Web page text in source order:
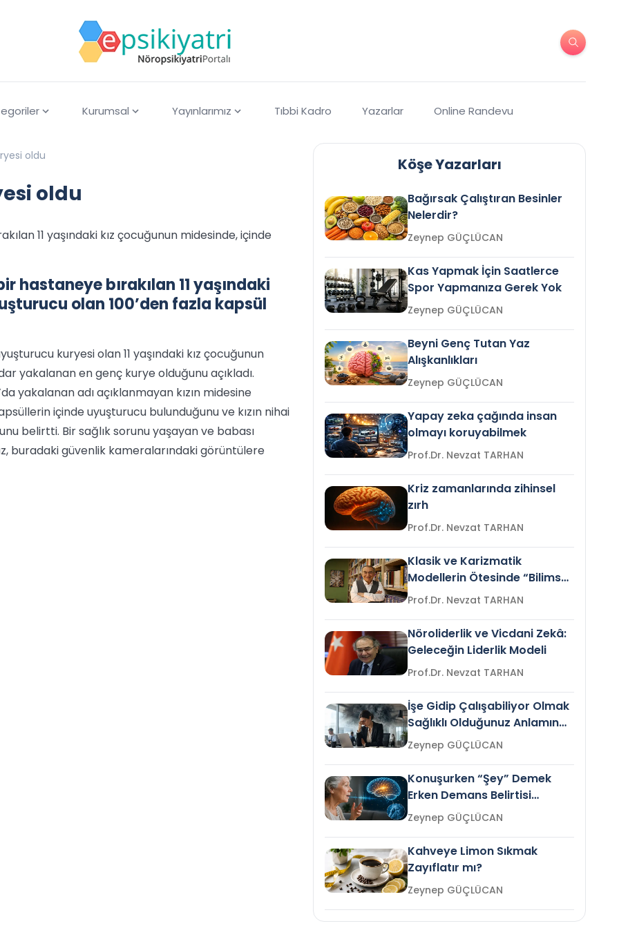
Kurumsal Yayınlarımız Tıbbi Kadro Yazarlar Online Randevu
oldu
oldu
11 yaşındaki kız çocuğunun midesinde, içinde
hastaneye bırakılan 11 yaşındaki
olan 100’den fazla kapsül
kuryesi olan 11 yaşındaki kız çocuğunun
yakalanan en genç kurye olduğunu açıkladı.
yakalanan adı açıklanmayan kızın midesine
içinde uyuşturucu bulunduğunu ve kızın nihai
belirtti. Bir sağlık sorunu yaşayan ve babası
buradaki güvenlik kameralarındaki görüntülere
Köşe Yazarları
Bağırsak Çalıştıran Besinler
Nelerdir?
Zeynep GÜÇLÜCAN
Kas Yapmak İçin Saatlerce
Spor Yapmanıza Gerek Yok
Zeynep GÜÇLÜCAN
Beyni Genç Tutan Yaz
Alışkanlıkları
Zeynep GÜÇLÜCAN
Yapay zeka çağında insan
olmayı koruyabilmek
Prof.Dr. Nevzat TARHAN
Kriz zamanlarında zihinsel
zırh
Prof.Dr. Nevzat TARHAN
Klasik ve Karizmatik
Modellerin Ötesinde “Bilimsel
Liderlik”
Prof.Dr. Nevzat TARHAN
Nöroliderlik ve Vicdani Zekâ:
Geleceğin Liderlik Modeli
Prof.Dr. Nevzat TARHAN
İşe Gidip Çalışabiliyor Olmak
Sağlıklı Olduğunuz Anlamına
Gelir mi?Zeynep GÜÇLÜCAN
Konuşurken “Şey” Demek
Erken Demans Belirtisi
Olabilir mi?Zeynep GÜÇLÜCAN
Kahveye Limon Sıkmak
Zayıflatır mı?
Zeynep GÜÇLÜCAN